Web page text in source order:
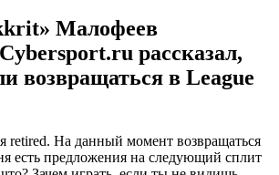
Малофеев
рассказал,
возвращаться в League
retired. На данный момент возвращаться
есть предложения на следующий сплит